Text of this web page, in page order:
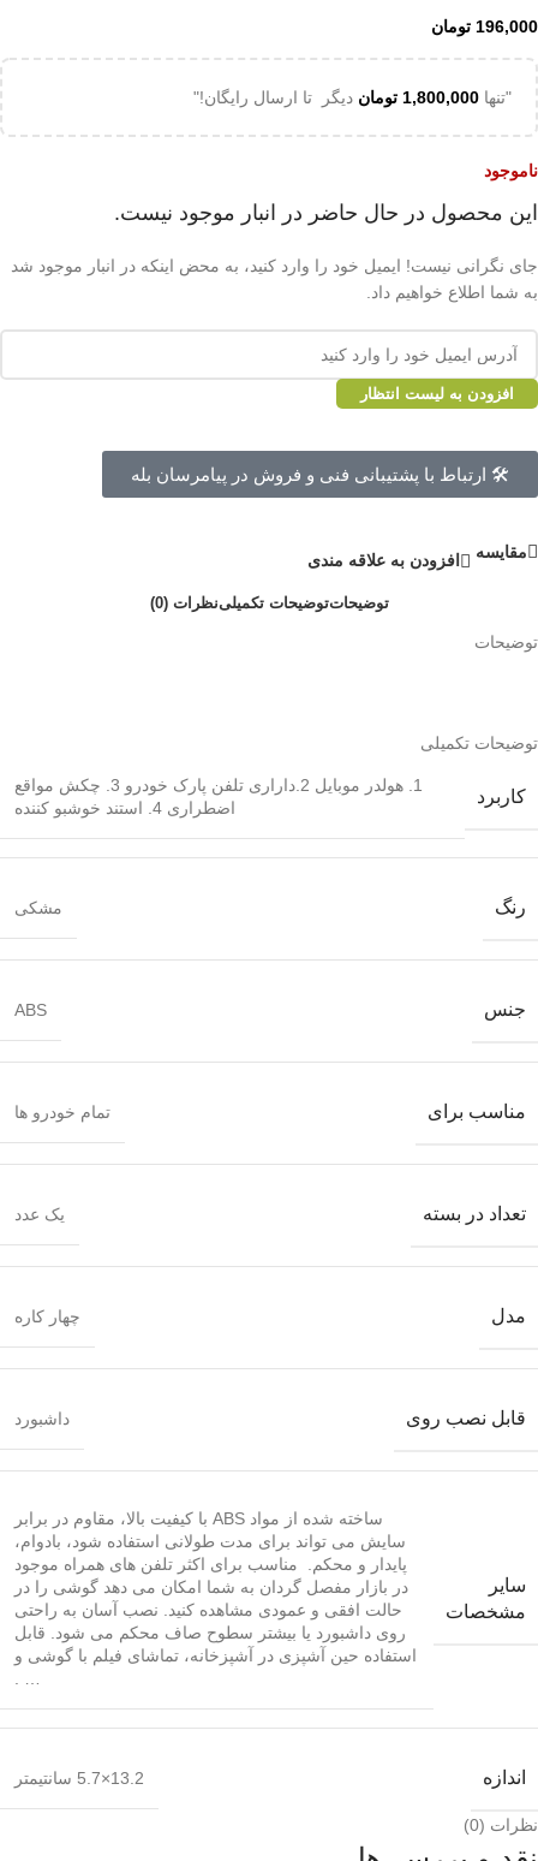
196,000 تومان
"تنها 1,800,000 تومان دیگر تا ارسال رایگان!"
ناموجود
این محصول در حال حاضر در انبار موجود نیست.
جای نگرانی نیست! ایمیل خود را وارد کنید، به محض اینکه در انبار موجود شد
به شما اطلاع خواهیم داد.
افزودن به لیست انتظار
🛠 ارتباط با پشتیبانی فنی و فروش در پیامرسان بله
مقايسه افزودن به علاقه مندی
توضیحاتتوضیحات تکمیلینظرات (0)
توضیحات
توضیحات تکمیلی
کاربرد
1. هولدر موبایل 2.داراری تلفن پارک خودرو 3. چکش مواقع
اضطراری 4. استند خوشبو کننده
رنگ مشکی
جنس ABS
مناسب برای تمام خودرو ها
تعداد در بسته یک عدد
مدل چهار کاره
قابل نصب روی داشبورد
سایر
مشخصات
ساخته شده از مواد ABS با کیفیت بالا، مقاوم در برابر
سایش می تواند برای مدت طولانی استفاده شود، بادوام،
پایدار و محکم. مناسب برای اکثر تلفن های همراه موجود
در بازار مفصل گردان به شما امکان می دهد گوشی را در
حالت افقی و عمودی مشاهده کنید. نصب آسان به راحتی
روی داشبورد یا بیشتر سطوح صاف محکم می شود. قابل
استفاده حین آشپزی در آشپزخانه، تماشای فیلم با گوشی و
اندازه 13.2×5.7 سانتیمتر
نظرات (0)